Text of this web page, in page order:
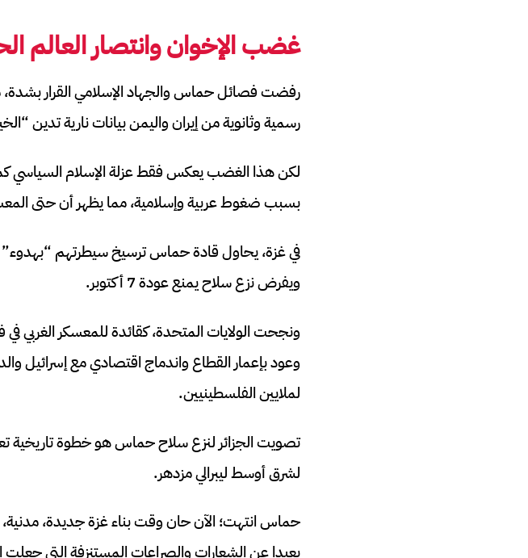
غضب الإخوان وانتصار العالم
رفضت فصائل حماس والجهاد الإسلامي القرار بشدة،
رسمية وثانوية من إيران واليمن بيانات نارية تدين
لكن هذا الغضب يعكس فقط عزلة الإسلام السياسي
بسبب ضغوط عربية وإسلامية، مما يظهر أن حتى
في غزة، يحاول قادة حماس ترسيخ سيطرتهم “بهدوء”
ويفرض نزع سلاح يمنع عودة 7 أكتوبر.
ونجحت الولايات المتحدة، كقائدة للمعسكر
وعود بإعمار القطاع واندماج اقتصادي مع إسرائيل
لملايين الفلسطينيين.
تصويت الجزائر لنزع سلاح حماس هو خطوة تاريخية تعزز
لشرق أوسط ليبرالي مزدهر.
حماس انتهت؛ الآن حان وقت بناء غزة جديدة، مدنية،
بعيدا عن الشعارات والصراعات المستنزفة التي